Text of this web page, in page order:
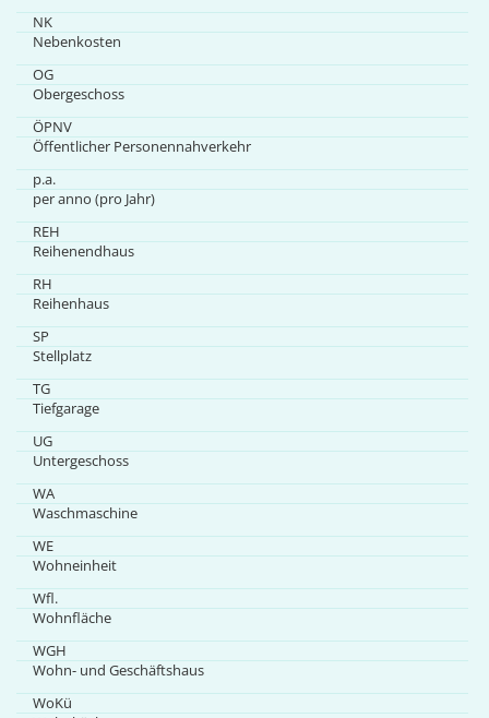
NK
Nebenkosten
OG
Obergeschoss
ÖPNV
Öffentlicher Personennahverkehr
p.a.
per anno (pro Jahr)
REH
Reihenendhaus
RH
Reihenhaus
SP
Stellplatz
TG
Tiefgarage
UG
Untergeschoss
WA
Waschmaschine
WE
Wohneinheit
Wfl.
Wohnfläche
WGH
Wohn- und Geschäftshaus
WoKü